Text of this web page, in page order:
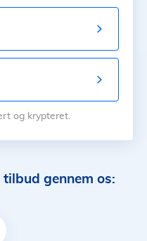
og krypteret.
gennem os: